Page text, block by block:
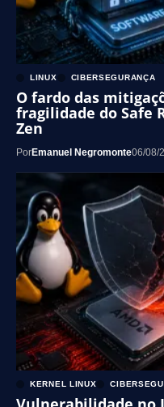
LINUX CIBERSEGURANÇA
O fardo das
fragilidade do Safe
Zen
PorEmanuel Negromonte06/08/
KERNEL LINUX